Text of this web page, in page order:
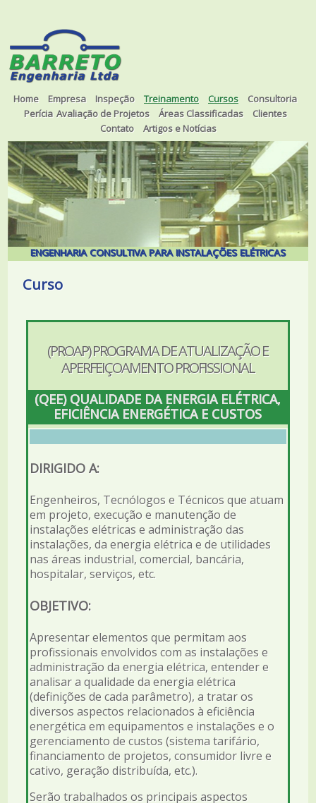
Home Empresa Inspeção Treinamento Cursos
Consultoria
Perícia Avaliação de Projetos Áreas Classificadas
Clientes
Contato
Artigos e Notícias
ENGENHARIA CONSULTIVA PARA INSTALAÇÕES ELÉTRICAS
Curso
(PROAP) PROGRAMA DE ATUALIZAÇÃO E
APERFEIÇOAMENTO PROFISSIONAL
(QEE) QUALIDADE DA ENERGIA ELÉTRICA,
EFICIÊNCIA ENERGÉTICA E CUSTOS
DIRIGIDO A:
Engenheiros, Tecnólogos e Técnicos que atuam
em projeto, execução e manutenção de
instalações elétricas e administração das
instalações, da energia elétrica e de utilidades
nas áreas industrial, comercial, bancária,
hospitalar, serviços, etc.
OBJETIVO:
Apresentar elementos que permitam aos
profissionais envolvidos com as instalações e
administração da energia elétrica, entender e
analisar a qualidade da energia elétrica
(definições de cada parâmetro), a tratar os
diversos aspectos relacionados à eficiência
energética em equipamentos e instalações e o
gerenciamento de custos (sistema tarifário,
financiamento de projetos, consumidor livre e
cativo, geração distribuída, etc.).
Serão trabalhados os principais aspectos